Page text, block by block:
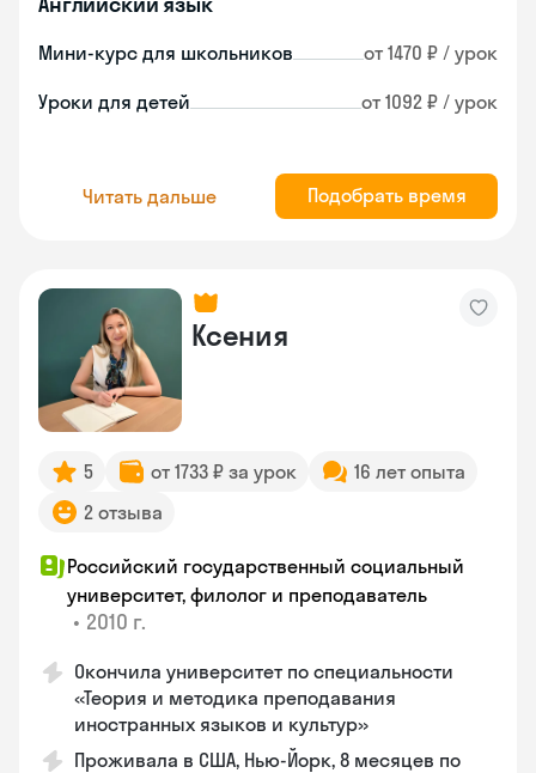
Мини-курс для школьников от 1470 ₽ / урок
Уроки для детей от 1092 ₽ / урок
Читать дальше Подобрать время
Ксения
5 от 1733 ₽ за урок
16 лет опыта
2 отзыва
Российский государственный социальный
университет, филолог и преподаватель
• 2010 г.
Окончила университет по специальности
«Теория и методика преподавания
иностранных языков и культур»
Проживала в США, Нью-Йорк, 8 месяцев по